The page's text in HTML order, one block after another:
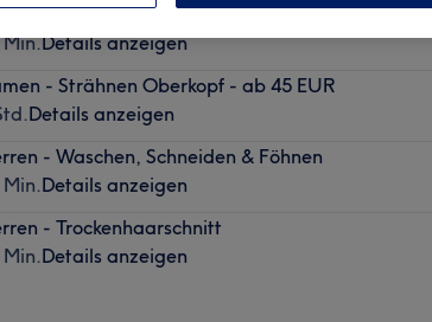
färben
Min.Details anzeigen
- Strähnen Oberkopf - ab 45 EUR
Details anzeigen
- Waschen, Schneiden & Föhnen
Min.Details anzeigen
- Trockenhaarschnitt
Min.Details anzeigen